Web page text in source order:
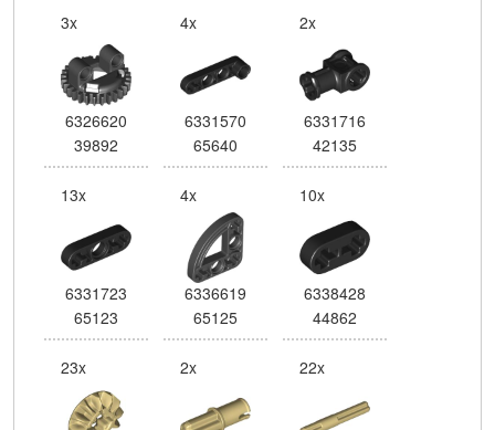
3x
6326620
39892
4x
6331570
65640
2x
6331716
42135
13x
6331723
65123
4x
6336619
65125
10x
6338428
44862
23x 2x 22x